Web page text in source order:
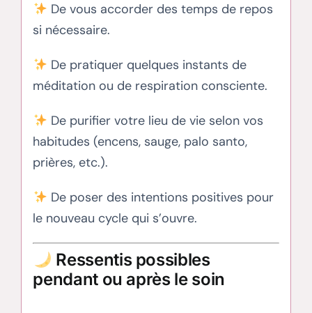
De vous accorder des temps de repos
si nécessaire.
De pratiquer quelques instants de
méditation ou de respiration consciente.
De purifier votre lieu de vie selon vos
habitudes (encens, sauge, palo santo,
prières, etc.).
De poser des intentions positives pour
le nouveau cycle qui s’ouvre.
Ressentis possibles
pendant ou après le soin